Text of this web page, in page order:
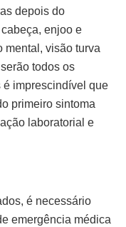
depois do
enjoo e
mental, visão turva
todos os
é imprescindível que
primeiro sintoma
laboratorial e
é necessário
emergência médica